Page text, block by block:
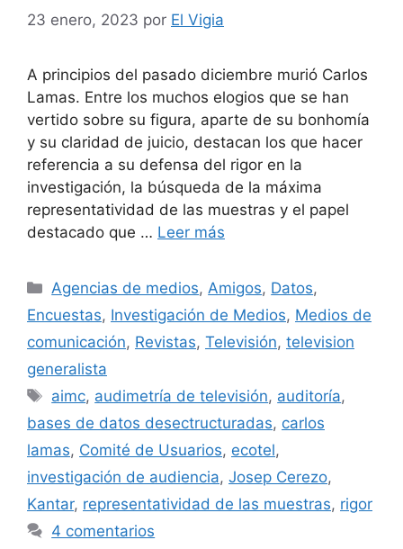
23 enero, 2023 por El Vigia
A principios del pasado diciembre murió Carlos
Lamas. Entre los muchos elogios que se han
vertido sobre su figura, aparte de su bonhomía
y su claridad de juicio, destacan los que hacer
referencia a su defensa del rigor en la
investigación, la búsqueda de la máxima
representatividad de las muestras y el papel
destacado que … Leer más
Categorías
Agencias de medios,Amigos, Datos,
Encuestas, Investigación de Medios, Medios de
comunicación, Revistas, Televisión, television
generalista
Etiquetas
aimc, audimetría de televisión, auditoría,
bases de datos desectructuradas, carlos
lamas, Comité de Usuarios, ecotel,
investigación de audiencia, Josep Cerezo,
Kantar, representatividad de las muestras, rigor
4 comentarios